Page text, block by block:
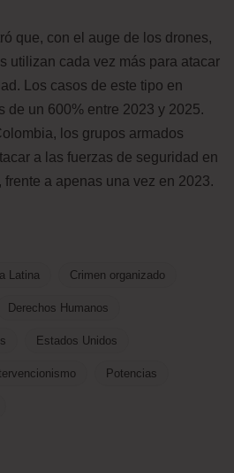
que, con el auge de los drones,
utilizan cada vez más para atacar
Los casos de este tipo en
de un 600% entre 2023 y 2025.
los grupos armados
a las fuerzas de seguridad en
a apenas una vez en 2023.
Latina Crimen organizado
Derechos Humanos
Estados Unidos
Potencias